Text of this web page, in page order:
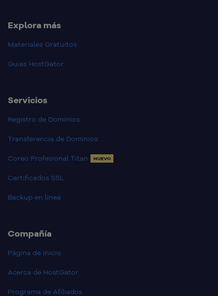
Explora más
Materiales Gratuitos
Guias HostGator
Servicios
Registro de Dominios
Transferencia de Dominios
Coreo Profesional Titan NUEVO
Certificados SSL
Backup en línea
Compañía
Página de inicio
Acerca de HostGator
Programa de Afiliados